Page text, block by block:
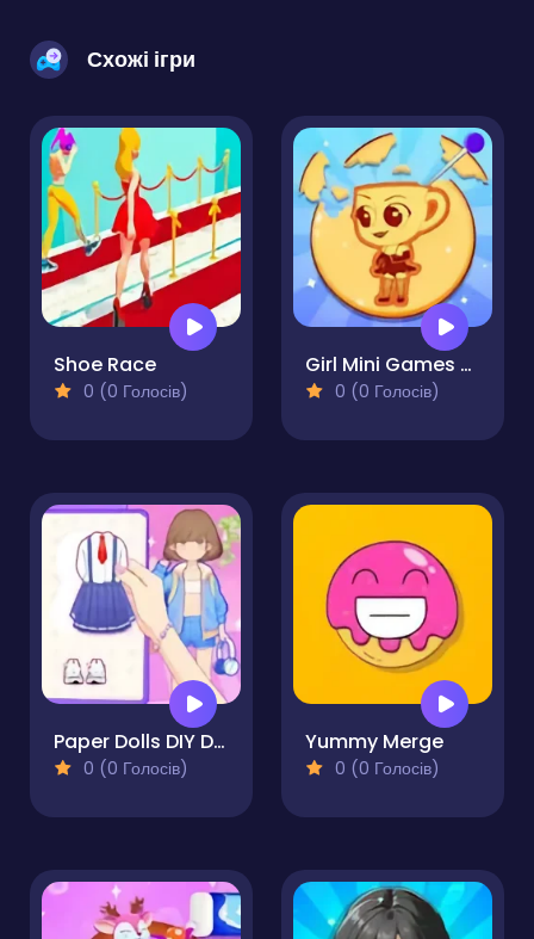
Схожі ігри
Shoe Race
0 (0 Голосів)
Girl Mini Games Relaxing Fun
0 (0 Голосів)
Paper Dolls DIY Diary
0 (0 Голосів)
Yummy Merge
0 (0 Голосів)